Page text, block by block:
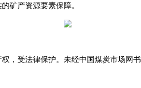
矿产资源要素保障。
，受法律保护。未经中国煤炭市场网